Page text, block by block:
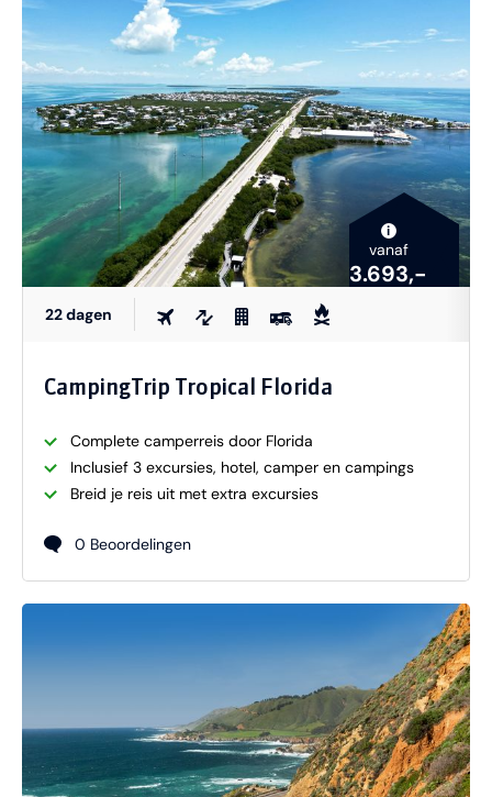
i
vanaf
3.693,-
22 dagen
CampingTrip Tropical Florida
Complete camperreis door Florida
Inclusief 3 excursies, hotel, camper en campings
Breid je reis uit met extra excursies
0 Beoordelingen